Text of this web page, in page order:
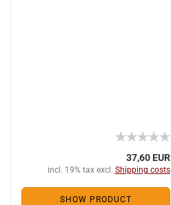
37,60 EUR
incl. 19% tax excl. Shipping costs
SHOW PRODUCT